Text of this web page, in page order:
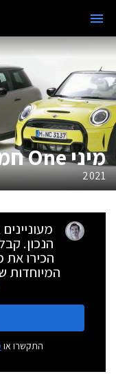
מיני One חמש דלתות
2021
הנכון.
הכירו את
המיוחדות
התקשרו או